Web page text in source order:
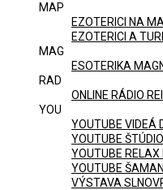
MAP
EZOTERICI NA
EZOTERICI A
MAG
ESOTERIKA
RAD
ONLINE RÁDIO
YOU
YOUTUBE VIDEÁ
YOUTUBE
YOUTUBE RELAX
YOUTUBE
VÝSTAVA